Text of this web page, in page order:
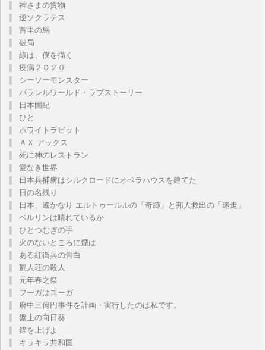
神さまの貨物
逆ソクラテス
首里の馬
破局
線は、僕を描く
疫病２０２０
シーソーモンスター
パラレルワールド・ラブストーリー
日本国紀
ひと
ホワイトラビット
ＡＸ アックス
死に神のレストラン
愛なき世界
日本兵捕虜はシルクロードにオペラハウスを建てた
日の名残り
日本、遙かなり エルトゥールルの「奇跡」と邦人救出の「迷走」
ベルリンは晴れているか
ひとつむぎの手
火のないところに煙は
ある紅衛兵の告白
屍人荘の殺人
元年春之祭
フーガはユーガ
府中三億円事件を計画・実行したのは私です。
盤上の向日葵
錨を上げよ
キラキラ共和国